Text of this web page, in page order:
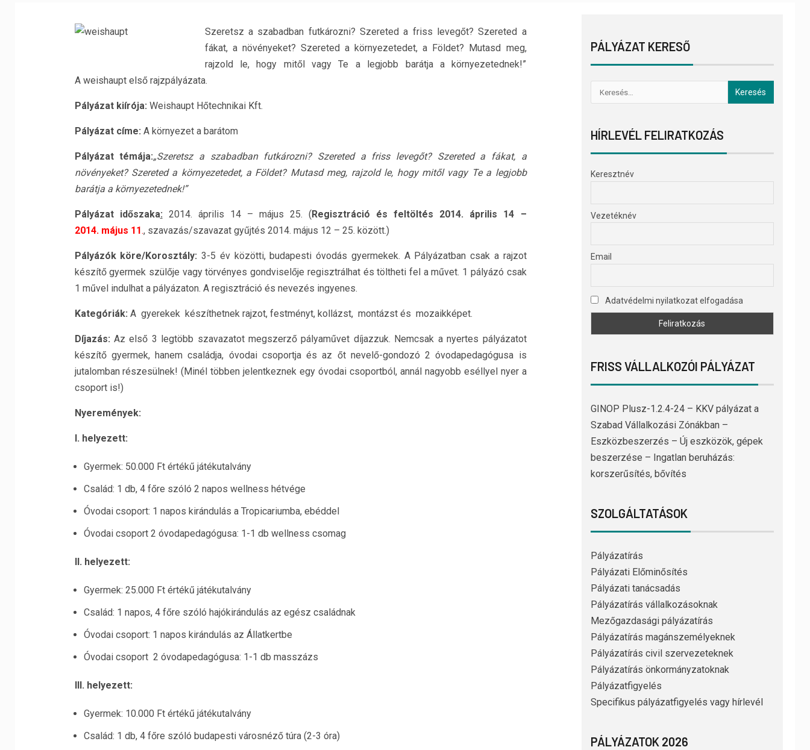
Szeretsz a szabadban futkározni? Szereted a friss levegőt? Szereted a
fákat, a növényeket? Szereted a környezetedet, a Földet? Mutasd meg,
rajzold le, hogy mitől vagy Te a legjobb barátja a környezetednek!”
A weishaupt első rajzpályázata.
Pályázat kiírója: Weishaupt Hőtechnikai Kft.
Pályázat címe: A környezet a barátom
Pályázat témája:„Szeretsz a szabadban futkározni? Szereted a friss levegőt? Szereted a fákat, a
növényeket? Szereted a környezetedet, a Földet? Mutasd meg, rajzold le, hogy mitől vagy Te a legjobb
barátja a környezetednek!”
Pályázat időszaka: 2014. április 14 – május 25. (Regisztráció és feltöltés 2014. április 14 –
2014. május 11., szavazás/szavazat gyűjtés 2014. május 12 – 25. között.)
Pályázók köre/Korosztály: 3-5 év közötti, budapesti óvodás gyermekek. A Pályázatban csak a rajzot
készítő gyermek szülője vagy törvényes gondviselője regisztrálhat és töltheti fel a művet. 1 pályázó csak
1 művel indulhat a pályázaton. A regisztráció és nevezés ingyenes.
Kategóriák: A gyerekek készíthetnek rajzot, festményt, kollázst, montázst és mozaikképet.
Díjazás: Az első 3 legtöbb szavazatot megszerző pályaművet díjazzuk. Nemcsak a nyertes pályázatot
készítő gyermek, hanem családja, óvodai csoportja és az őt nevelő-gondozó 2 óvodapedagógusa is
jutalomban részesülnek! (Minél többen jelentkeznek egy óvodai csoportból, annál nagyobb eséllyel nyer a
csoport is!)
Nyeremények:
I. helyezett:
Gyermek: 50.000 Ft értékű játékutalvány
Család: 1 db, 4 főre szóló 2 napos wellness hétvége
Óvodai csoport: 1 napos kirándulás a Tropicariumba, ebéddel
Óvodai csoport 2 óvodapedagógusa: 1-1 db wellness csomag
II. helyezett:
Gyermek: 25.000 Ft értékű játékutalvány
Család: 1 napos, 4 főre szóló hajókirándulás az egész családnak
Óvodai csoport: 1 napos kirándulás az Állatkertbe
Óvodai csoport 2 óvodapedagógusa: 1-1 db masszázs
III. helyezett:
Gyermek: 10.000 Ft értékű játékutalvány
Család: 1 db, 4 főre szóló budapesti városnéző túra (2-3 óra)
PÁLYÁZAT KERESŐ
HÍRLEVÉL FELIRATKOZÁS
Keresztnév
Vezetéknév
Email
Adatvédelmi nyilatkozat elfogadása
FRISS VÁLLALKOZÓI PÁLYÁZAT
GINOP Plusz-1.2.4-24 – KKV pályázat a
Szabad Vállalkozási Zónákban –
Eszközbeszerzés – Új eszközök, gépek
beszerzése – Ingatlan beruházás:
korszerűsítés, bővítés
SZOLGÁLTATÁSOK
Pályázatírás
Pályázati Előminősítés
Pályázati tanácsadás
Pályázatírás vállalkozásoknak
Mezőgazdasági pályázatírás
Pályázatírás magánszemélyeknek
Pályázatírás civil szervezeteknek
Pályázatírás önkormányzatoknak
Pályázatfigyelés
Specifikus pályázatfigyelés vagy hírlevél
PÁLYÁZATOK 2026